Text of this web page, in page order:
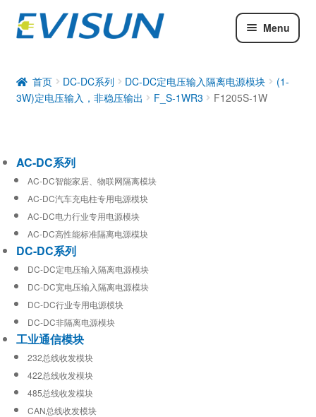
Menu
DC-DC系列
工业通信模块
首页 DC-DC系列 DC-DC定电压输入隔离电源模块
(1-
3W)定电压输入，非稳压输出
F_S-1WR3 F1205S-1W
AC-DC系列
AC-DC智能家居、物联网隔离模块
AC-DC汽车充电柱专用电源模块
AC-DC电力行业专用电源模块
AC-DC高性能标准隔离电源模块
DC-DC系列
DC-DC定电压输入隔离电源模块
DC-DC宽电压输入隔离电源模块
DC-DC行业专用电源模块
DC-DC非隔离电源模块
工业通信模块
232总线收发模块
422总线收发模块
485总线收发模块
CAN总线收发模块